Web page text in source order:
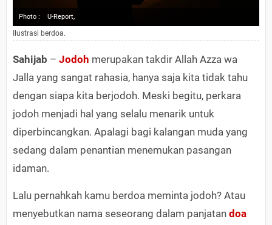
Photo : U-Report,
Ilustrasi berdoa.
Sahijab – Jodoh merupakan takdir Allah Azza wa
Jalla yang sangat rahasia, hanya saja kita tidak tahu
dengan siapa kita berjodoh. Meski begitu, perkara
jodoh menjadi hal yang selalu menarik untuk
diperbincangkan. Apalagi bagi kalangan muda yang
sedang dalam penantian menemukan pasangan
idaman.
Lalu pernahkah kamu berdoa meminta jodoh? Atau
menyebutkan nama seseorang dalam panjatan doa